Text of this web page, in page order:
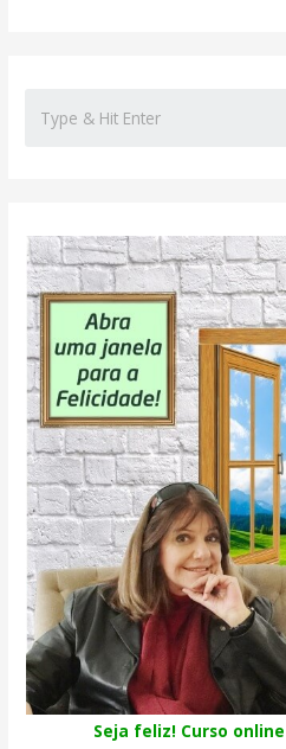
Seja feliz! Curso